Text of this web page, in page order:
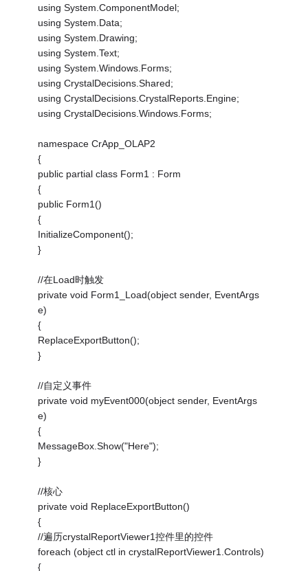
using System.ComponentModel;
using System.Data;
using System.Drawing;
using System.Text;
using System.Windows.Forms;
using CrystalDecisions.Shared;
using CrystalDecisions.CrystalReports.Engine;
using CrystalDecisions.Windows.Forms;
namespace CrApp_OLAP2
{
public partial class Form1 : Form
{
public Form1()
{
InitializeComponent();
}
//在Load时触发
private void Form1_Load(object sender, EventArgs
e)
{
ReplaceExportButton();
}
//自定义事件
private void myEvent000(object sender, EventArgs
e)
{
MessageBox.Show("Here");
}
//核心
private void ReplaceExportButton()
{
//遍历crystalReportViewer1控件里的控件
foreach (object ctl in crystalReportViewer1.Controls)
{